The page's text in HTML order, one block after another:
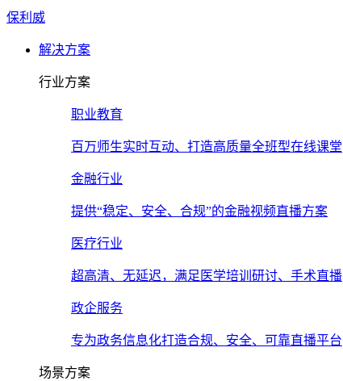
保利威
解决方案
行业方案
职业教育
百万师生实时互动、打造高质量全班型在线课堂
金融行业
提供“稳定、安全、合规”的金融视频直播方案
医疗行业
超高清、无延迟，满足医学培训研讨、手术直播
政企服务
专为政务信息化打造合规、安全、可靠直播平台
场景方案